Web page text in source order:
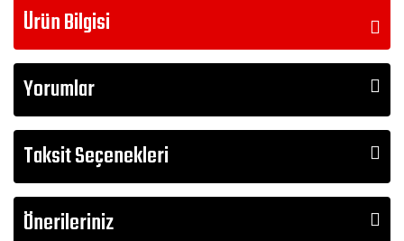
Ürün Bilgisi
Yorumlar
Taksit Seçenekleri
Önerileriniz